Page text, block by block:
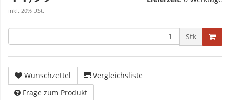
inkl. 20% USt.
Stk
Wunschzettel
Vergleichsliste
Frage zum Produkt